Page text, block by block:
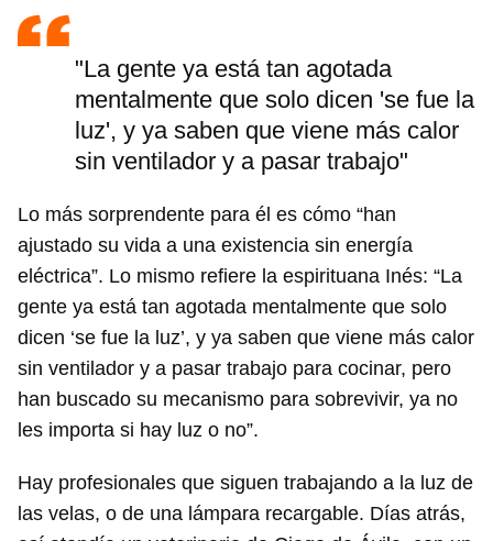
"La gente ya está tan agotada
mentalmente que solo dicen 'se fue la
luz', y ya saben que viene más calor
sin ventilador y a pasar trabajo"
Lo más sorprendente para él es cómo “han
ajustado su vida a una existencia sin energía
eléctrica”. Lo mismo refiere la espirituana Inés: “La
gente ya está tan agotada mentalmente que solo
dicen ‘se fue la luz’, y ya saben que viene más calor
sin ventilador y a pasar trabajo para cocinar, pero
han buscado su mecanismo para sobrevivir, ya no
les importa si hay luz o no”.
Hay profesionales que siguen trabajando a la luz de
las velas, o de una lámpara recargable. Días atrás,